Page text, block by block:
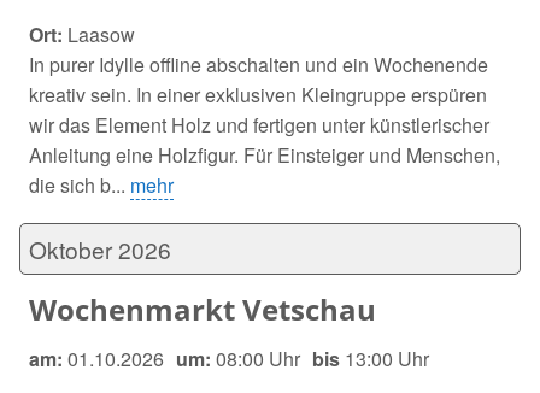
Ort: Laasow
In purer Idylle offline abschalten und ein Wochenende
kreativ sein. In einer exklusiven Kleingruppe erspüren
wir das Element Holz und fertigen unter künstlerischer
Anleitung eine Holzfigur. Für Einsteiger und Menschen,
die sich b... mehr
Oktober 2026
Wochenmarkt Vetschau
am: 01.10.2026 um: 08:00 Uhr bis 13:00 Uhr